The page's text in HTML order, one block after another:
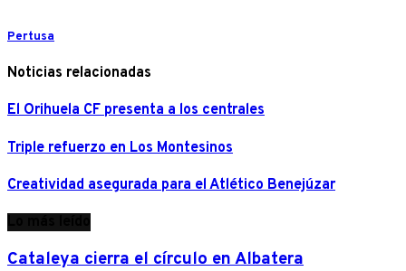
Pertusa
Noticias relacionadas
El Orihuela CF presenta a los centrales
Triple refuerzo en Los Montesinos
Creatividad asegurada para el Atlético Benejúzar
Cataleya cierra el círculo en Albatera